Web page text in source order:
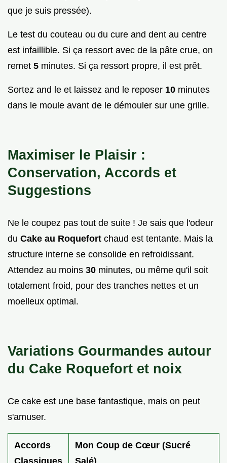
que je suis pressée).
Le test du couteau ou du cure and dent au centre
est infaillible. Si ça ressort avec de la pâte crue, on
remet 5 minutes. Si ça ressort propre, il est prêt.
Sortez and le et laissez and le reposer 10 minutes
dans le moule avant de le démouler sur une grille.
Maximiser le Plaisir :
Conservation, Accords et
Suggestions
Ne le coupez pas tout de suite ! Je sais que l'odeur
du Cake au Roquefort chaud est tentante. Mais la
structure interne se consolide en refroidissant.
Attendez au moins 30 minutes, ou même qu'il soit
totalement froid, pour des tranches nettes et un
moelleux optimal.
Variations Gourmandes autour
du Cake Roquefort et noix
Ce cake est une base fantastique, mais on peut
s'amuser.
Accords
Classiques
Mon Coup de Cœur (Sucré
Salé)